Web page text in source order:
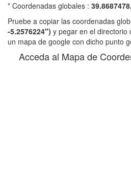
* Coordenadas globales :
Pruebe a copiar las coordenadas
-5.2576224") y pegar en el directorio
un mapa de google con dicho punto
Acceda al Mapa de